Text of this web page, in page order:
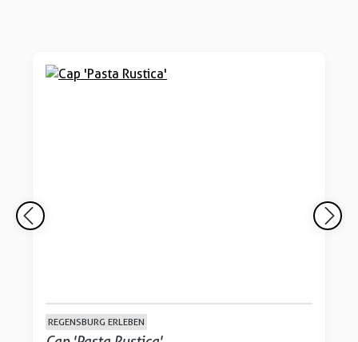
REGENSBURG ERLEBEN